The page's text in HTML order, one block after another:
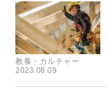
教養・カルチャー
2023.08.09